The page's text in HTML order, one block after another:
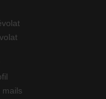
mails